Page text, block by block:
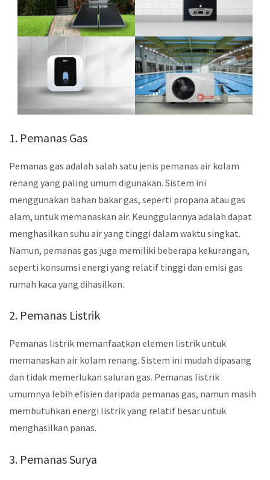
1. Pemanas Gas
Pemanas gas adalah salah satu jenis pemanas air kolam
renang yang paling umum digunakan. Sistem ini
menggunakan bahan bakar gas, seperti propana atau gas
alam, untuk memanaskan air. Keunggulannya adalah dapat
menghasilkan suhu air yang tinggi dalam waktu singkat.
Namun, pemanas gas juga memiliki beberapa kekurangan,
seperti konsumsi energi yang relatif tinggi dan emisi gas
rumah kaca yang dihasilkan.
2. Pemanas Listrik
Pemanas listrik memanfaatkan elemen listrik untuk
memanaskan air kolam renang. Sistem ini mudah dipasang
dan tidak memerlukan saluran gas. Pemanas listrik
umumnya lebih efisien daripada pemanas gas, namun masih
membutuhkan energi listrik yang relatif besar untuk
menghasilkan panas.
3. Pemanas Surya